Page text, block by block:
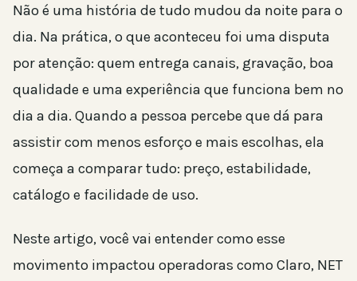
Não é uma história de tudo mudou da noite para o
dia. Na prática, o que aconteceu foi uma disputa
por atenção: quem entrega canais, gravação, boa
qualidade e uma experiência que funciona bem no
dia a dia. Quando a pessoa percebe que dá para
assistir com menos esforço e mais escolhas, ela
começa a comparar tudo: preço, estabilidade,
catálogo e facilidade de uso.
Neste artigo, você vai entender como esse
movimento impactou operadoras como Claro, NET